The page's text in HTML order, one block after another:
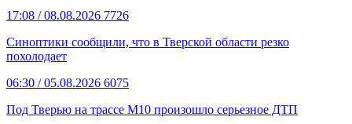
17:08 / 08.08.2026 7726
Синоптики сообщили, что в Тверской области резко
похолодает
06:30 / 05.08.2026 6075
Под Тверью на трассе М10 произошло серьезное ДТП